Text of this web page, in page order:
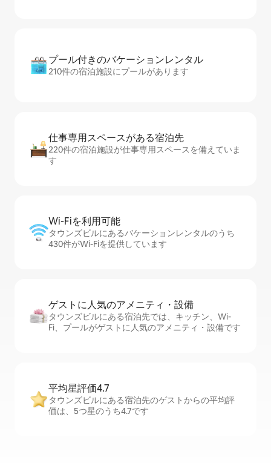
プール付きのバ⁠ケ⁠ー⁠シ⁠ョ⁠ンレ⁠ン⁠タ⁠ル
210件の宿泊施設にプールがあります
仕事専用ス⁠ペ⁠ー⁠スがあ⁠る宿⁠泊⁠先
220件の宿泊施設が仕事専用スペースを備えていま
す
Wi-Fiを利⁠用⁠可⁠能
タウンズビルにあるバケーションレンタルのうち
430件がWi-Fiを提供しています
ゲストに人⁠気⁠のア⁠メ⁠ニ⁠テ⁠ィ・設⁠備
タウンズビルにある宿泊先では、キッチン、Wi-
Fi、プールがゲストに人気のアメニティ・設備です
平均星評価4.7
タウンズビルにある宿泊先のゲストからの平均評
価は、5つ星のうち4.7です